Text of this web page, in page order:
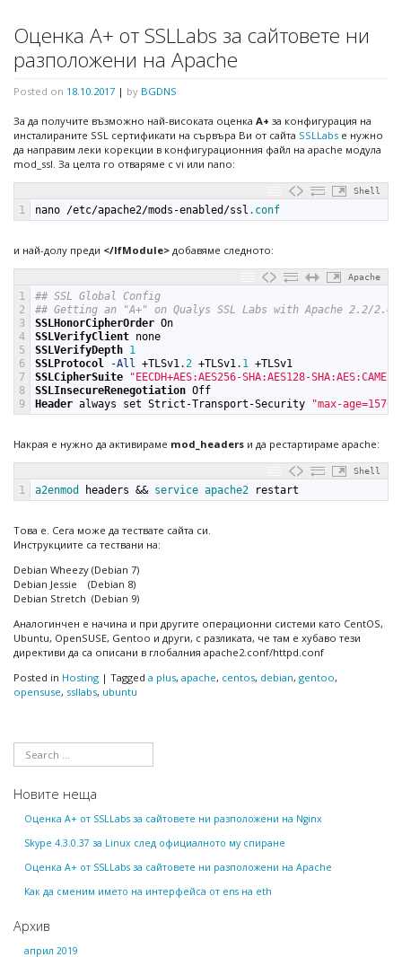
Оценка А+ от SSLLabs за сайтовете ни
разположени на Apache
Posted on 18.10.2017 | by BGDNS
За да получите възможно най-високата оценка А+ за конфигурация на
инсталираните SSL сертификати на сървъра Ви от сайта SSLLabs е нужно
да направим леки корекции в конфигурационния файл на apache модула
mod_ssl. За целта го отваряме с vi или nano:
Shell
1 nano /etc/apache2/mods -enabled /ssl .conf
и най-долу преди </IfModule> добавяме следното:
Apache
1
2
3
4
5
6
7
8
9
## SSL Global Config
## Getting an "A+" on Qualys SSL Labs with Apache 2.2/2.4
SSLHonorCipherOrder On
SSLVerifyClient none
SSLVerifyDepth 1
SSLProtocol
-All +TLSv1 . 2 +TLSv1 . 1 +TLSv1
SSLCipherSuite
"EECDH+AES:AES256-SHA:AES128-
SSLInsecureRenegotiation Off
Header always set Strict-Transport-Security "max-
Накрая е нужно да активираме mod_headers и да рестартираме apache:
Shell
1 a2enmod headers && service apache2 restart
Това е. Сега може да тествате сайта си.
Инструкциите са тествани на:
Debian Wheezy (Debian 7)
Debian Jessie (Debian 8)
Debian Stretch (Debian 9)
Аналогинчен е начина и при другите операционни системи като CentOS,
Ubuntu, OpenSUSE, Gentoo и други, с разликата, че там е хубаво тези
директиви да са описани в глобалния apache2.conf/httpd.conf
Posted in Hosting | Tagged a plus, apache, centos, debian, gentoo,
opensuse, ssllabs, ubuntu
Новите неща
Оценка А+ от SSLLabs за сайтовете ни разположени на Nginx
Skype 4.3.0.37 за Linux след официалното му спиране
Оценка А+ от SSLLabs за сайтовете ни разположени на Apache
Как да сменим името на интерфейса от ens на eth
Архив
април 2019